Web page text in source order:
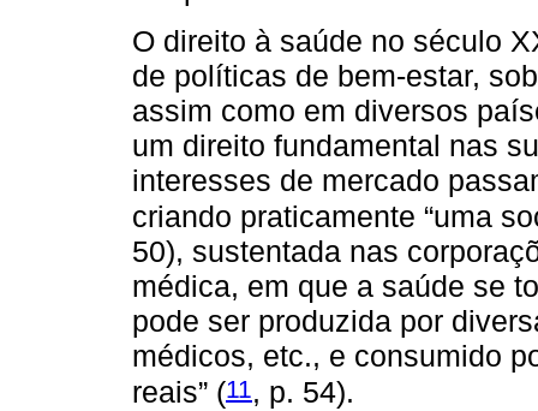
O direito à saúde no século
de políticas de bem-estar,
assim como em diversos
um direito fundamental nas
interesses de mercado
criando praticamente “uma
50), sustentada nas
médica, em que a saúde se
pode ser produzida por
médicos, etc., e consumido
reais” (11 , p. 54).